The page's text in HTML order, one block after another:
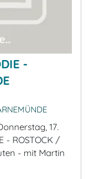
-
17.
- ROSTOCK /
- mit Martin